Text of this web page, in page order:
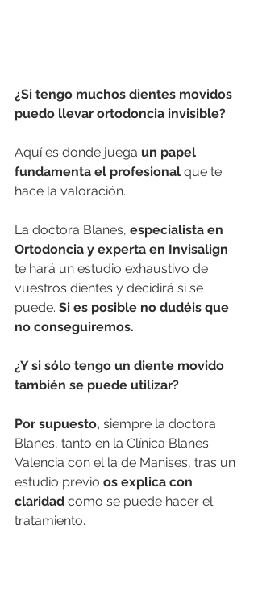
¿Si tengo muchos dientes movidos
puedo llevar ortodoncia invisible?
Aquí es donde juega un papel
fundamenta el profesional que te
hace la valoración.
La doctora Blanes, especialista en
Ortodoncia y experta en Invisalign
te hará un estudio exhaustivo de
vuestros dientes y decidirá si se
puede. Si es posible no dudéis que
no conseguiremos.
¿Y si sólo tengo un diente movido
también se puede utilizar?
Por supuesto, siempre la doctora
Blanes, tanto en la Clínica Blanes
Valencia con el la de Manises, tras un
estudio previo os explica con
claridad como se puede hacer el
tratamiento.